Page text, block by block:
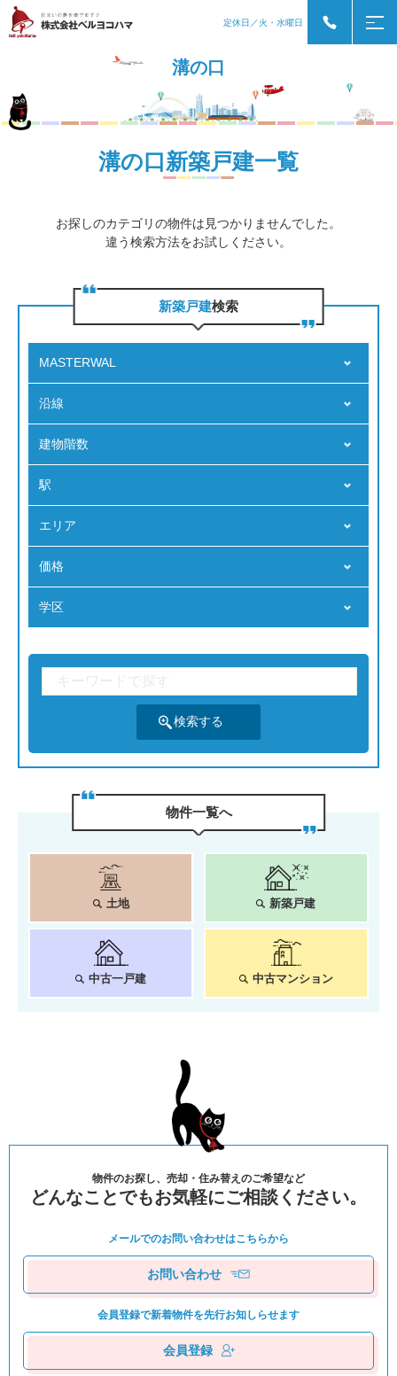
定休日／火・水曜日
溝の口
溝の口新築戸建一覧
お探しのカテゴリの物件は見つかりませんでした。
違う検索方法をお試しください。
新築戸建検索
MASTERWAL
沿線
建物階数
駅
エリア
価格
学区
物件⼀覧へ
土地 新築戸建
中古一戸建 中古マンション
物件のお探し、売却・住み替えのご希望など
どんなことでもお気軽にご相談ください。
メールでのお問い合わせはこちらから
お問い合わせ
会員登録で新着物件を先⾏お知しらせます
会員登録